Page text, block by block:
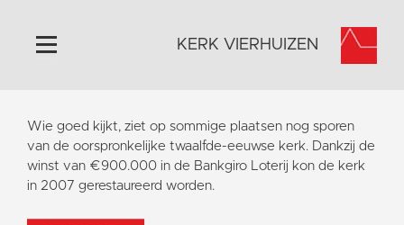
Home
Algemeen
Historie
KERK VIERHUIZEN
Wie goed kijkt, ziet op sommige plaatsen nog sporen
van de oorspronkelijke twaalfde-eeuwse kerk. Dankzij de
winst van €900.000 in de Bankgiro Loterij kon de kerk
in 2007 gerestaureerd worden.